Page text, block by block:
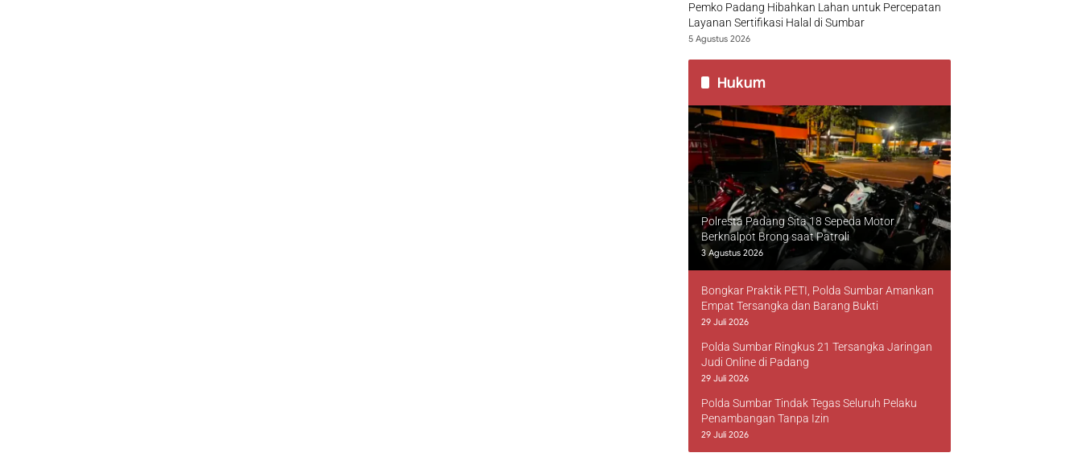
Pemko Padang Hibahkan Lahan untuk Percepatan
Layanan Sertifikasi Halal di Sumbar
5 Agustus 2026
Hukum
Polresta Padang Sita 18 Sepeda Motor
Berknalpot Brong saat Patroli
3 Agustus 2026
Bongkar Praktik PETI, Polda Sumbar Amankan
Empat Tersangka dan Barang Bukti
29 Juli 2026
Polda Sumbar Ringkus 21 Tersangka Jaringan
Judi Online di Padang
29 Juli 2026
Polda Sumbar Tindak Tegas Seluruh Pelaku
Penambangan Tanpa Izin
29 Juli 2026